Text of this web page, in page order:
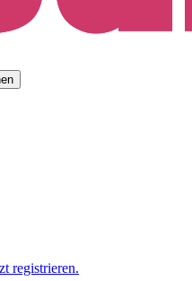
registrieren.